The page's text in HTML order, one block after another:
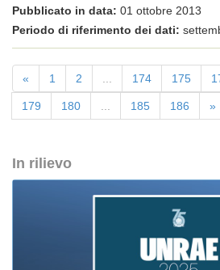
Pubblicato in data: 01 ottobre 2013
Periodo di riferimento dei dati:
« 1 2 174 175
179 180 185 186 »
In rilievo